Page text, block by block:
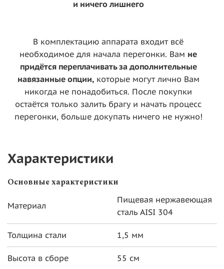
и ничего лишнего
В комплектацию аппарата входит всё
необходимое для начала перегонки. Вам не
придётся переплачивать за дополнительные
навязанные опции,которые могут лично Вам
никогда не понадобиться. После покупки
остаётся только залить брагу и начать процесс
перегонки, больше докупать ничего не нужно!
Характеристики
Основные характеристики
Материал
Пищевая нержавеющая
сталь AISI 304
Толщина стали 1,5 мм
Высота в сборе 55 см